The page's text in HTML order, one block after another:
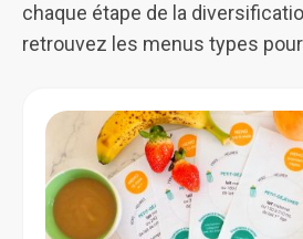
chaque étape de la
retrouvez les menus types